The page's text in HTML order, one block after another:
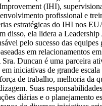
(IHI),
profissional e
estratégicas do IHI nos
disso, ela lidera a
pelo sucesso das equipes
em relacionamentos
Duncan é uma parceira
iniciativas de grande escala
de trabalho, melhoria da
Suas
diárias e o planejamento